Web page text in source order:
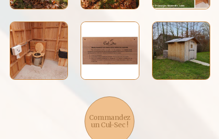
Commandez
un Cul-Sec !